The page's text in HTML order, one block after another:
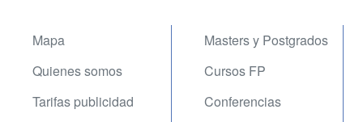
Mapa
Quienes somos
Tarifas publicidad
Masters y Postgrados
Cursos FP
Conferencias